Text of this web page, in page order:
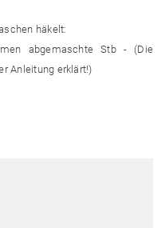
häkelt:
abgemaschte Stb - (Die
Anleitung erklärt!)